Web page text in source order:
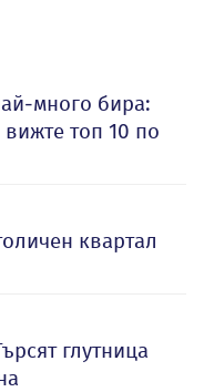
много бира:
топ 10 по
квартал
глутница